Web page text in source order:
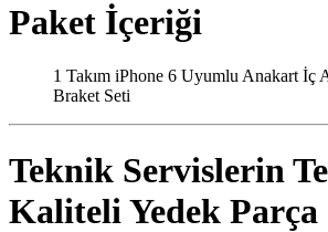
Paket İçeriği
1 Takım iPhone 6 Uyumlu Anakart İç
Braket Seti
Teknik Servislerin
Kaliteli Yedek Parça